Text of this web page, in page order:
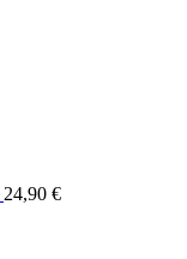
24,90 €